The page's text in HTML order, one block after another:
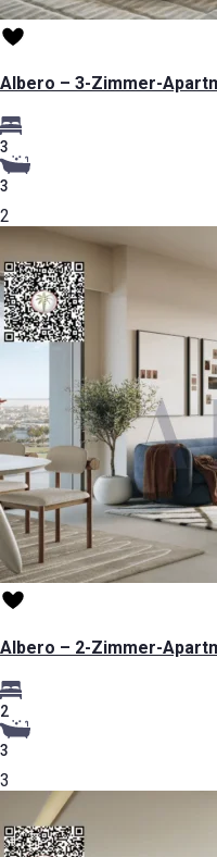
Albero – 3-Zimmer-
3
3
2
Albero – 2-Zimmer-
2
3
3